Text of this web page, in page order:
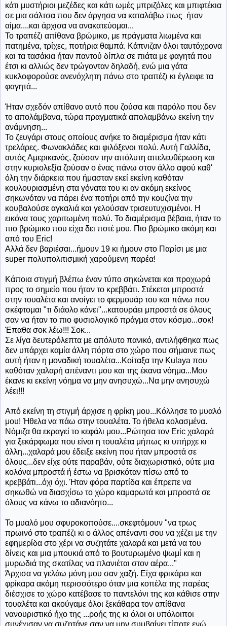
κάτι μυστήριοι μεζέδες και κάτι ωμές μπριζόλες και μπιφτέκια
σε μια σάλτσα που δεν άργησα να καταλάβω πως ήταν
αίμα....και άρχισα να ανακατεύομαι...
Το τραπέζι απίθανα βρώμικο, με πράγματα λιωμένα και
πατημένα, τρίχες, ποτήρια θαμπά. Κάπνιζαν όλοι ταυτόχρονα
και τα τασάκια ήταν παντού δίπλα σε πιάτα με φαγητά που
έτσι κι αλλιώς δεν τρώγονταν δηλαδή, ενώ μια γάτα
κυκλοφορούσε ανενόχλητη πάνω στο τραπέζι κι έγλειφε τα
φαγητά...
Ήταν σχεδόν απίθανο αυτό που ζούσα και παρόλο που δεν
το απολάμβανα, τώρα πραγματικά απολαμβάνω εκείνη την
ανάμνηση...
Το ζευγάρι στους οποίους ανήκε το διαμέρισμα ήταν κάτι
τρελάρες. Φωνακλάδες και φιλόξενοι πολύ. Αυτή Γαλλίδα,
αυτός Αμερικανός, ζούσαν την απόλυτη απελευθέρωση και
στην κυριολεξία ζούσαν ο ένας πάνω στον άλλο αφού καθ'
όλη την διάρκεια που ήμασταν εκεί εκείνη καθόταν
κουλουριασμένη στα γόνατα του κι αν ακόμη εκείνος
σηκωνόταν να πάρει ένα ποτήρι από την κουζίνα την
κουβαλούσε αγκαλιά και γελούσαν τρισευτυχισμένοι. Η
εικόνα τους χαριτωμένη πολύ. Το διαμέρισμα βέβαια, ήταν το
πιο βρώμικο που είχα δει ποτέ μου. Πιο βρώμικο ακόμη και
από του Eric!
Αλλά δεν βαριέσαι...ήμουν 19 κι ήμουν στο Παρίσι με μια
super πολυπολιτισμική χαρούμενη παρέα!
Κάποια στιγμή βλέπω έναν τύπο σηκώνεται και προχωρά
προς το σημείο που ήταν το κρεββάτι. Στέκεται μπροστά
στην τουαλέτα και ανοίγει το φερμουάρ του και πάνω που
σκέφτομαι "τι διάολο κάνει"...κατουράει μπροστά σε όλους
σαν να ήταν το πιο φυσιολογικό πράγμα στον κόσμο...σοκ!
Έπαθα σοκ λέω!!! Σοκ...
Σε λίγα δευτερόλεπτα με απόλυτο πανικό, αντιλήφθηκα πως
δεν υπάρχει καμία άλλη πόρτα στο χώρο που σήμαινε πως
αυτή ήταν η μοναδική τουαλέτα...Κοίταξα την Kulaya που
καθόταν χαλαρή απέναντι μου και της έκανα νόημα...Μου
έκανε κι εκείνη νόημα να μην ανησυχώ...Να μην ανησυχώ
λέει!!!
Από εκείνη τη στιγμή άρχισε η φρίκη μου...Κόλλησε το μυαλό
μου! Ήθελα να πάω στην τουαλέτα. Το ήθελα κολασμένα.
Νόμιζα θα εκραγεί το κεφάλι μου...Ρώτησα τον Eric χαλαρά
για ξεκάρφωμα που είναι η τουαλέτα μήπως κι υπήρχε κι
άλλη...χαλαρά μου έδειξε εκείνη που ήταν μπροστά σε
όλους...δεν είχε ούτε παραβάν, ούτε διαχωριστικό, ούτε μια
κολόνα μπροστά ή έστω να βρισκόταν πίσω από το
κρεββάτι...όχι όχι. Ήταν φόρα παρτίδα και έπρεπε να
σηκωθώ να διασχίσω το χώρο καμαρωτά και μπροστά σε
όλους να κάνω το αδιανόητο...
Το μυαλό μου σφυροκοπούσε....σκεφτόμουν "να τρως
πρωινό στο τραπέζι κι ο άλλος απέναντι σου να χέζει με την
εφημερίδα στο χέρι να συζητάτε χαλαρά και μετά να του
δίνεις και μια μπουκιά από το βουτυρωμένο ψωμί και η
μυρωδιά της σκατίλας να πλανιέται στον αέρα..."
Άρχισα να γελάω μόνη μου σαν χαζή. Είχα φρικάρει και
φρίκαρα ακόμη περισσότερο όταν μια κοπέλα της παρέας
διέσχισε το χώρο κατέβασε το παντελόνι της και κάθισε στην
τουαλέτα και ακούγαμε όλοι ξεκάθαρα τον απίθανα
νανουριστικό ήχο της ...ροής της κι όλοι οι υπόλοιποι
συνέχισαν να συζητάνε σαν να μην συμβαίνει τίποτε ενώ